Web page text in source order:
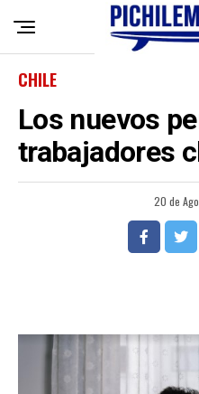
CHILE
Los nuevos
trabajadores
20 de